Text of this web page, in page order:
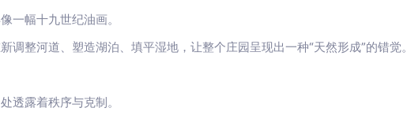
一幅十九世纪油画。
调整河道、塑造湖泊、填平湿地，让整个庄园呈现出一种“天然形成”的错觉。
透露着秩序与克制。